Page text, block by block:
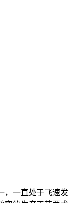
，一直处于飞速发